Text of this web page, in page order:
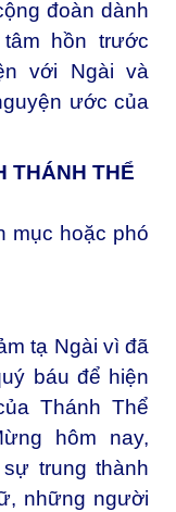
đoàn dành
hồn trước
với Ngài và
ước của
THÁNH THỂ
mục hoặc phó
tạ Ngài vì đã
báu để hiện
Thánh Thể
hôm nay,
trung thành
những người